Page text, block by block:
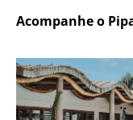
Acompanhe o